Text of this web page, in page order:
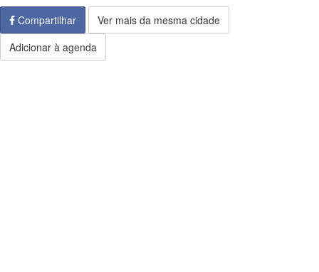
Compartilhar
Ver mais da mesma cidade
Adicionar à agenda